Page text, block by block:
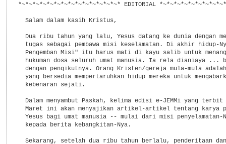
*~*~*~*~*~*~*~*~*~*~*~*~*~*~* EDITORIAL
  Salam dalam kasih Kristus,
Dua ribu tahun yang lalu, Yesus datang ke dunia dengan
tugas sebagai pembawa misi keselamatan. Di akhir hidup-
Pengemban Misi" itu harus mati di kayu salib untuk
hukuman dosa seluruh umat manusia. Ia rela dianiaya ...
dengan pengikutnya. Orang Kristen/gereja mula-mula
yang bersedia mempertaruhkan hidup mereka untuk
  kebenaran sejati.
Dalam menyambut Paskah, kelima edisi e-JEMMi yang terbit
Maret ini akan menyajikan artikel-artikel tentang karya
Yesus bagi umat manusia -- mulai dari misi penyelamatan-
  kepada berita kebangkitan-Nya.
  Sekarang, setelah dua ribu tahun berlalu, penderitaan dan